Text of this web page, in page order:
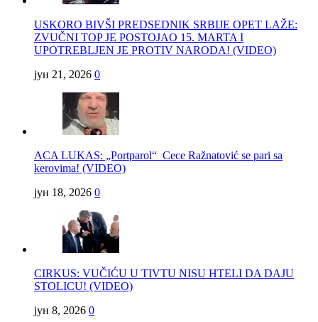
USKORO BIVŠI PREDSEDNIK SRBIJE OPET LAŽE:
ZVUČNI TOP JE POSTOJAO 15. MARTA I
UPOTREBLJEN JE PROTIV NARODA! (VIDEO)
јун 21, 2026 0
ACA LUKAS: „Portparol“ Cece Ražnatović se pari sa
kerovima! (VIDEO)
јун 18, 2026 0
CIRKUS: VUČIĆU U TIVTU NISU HTELI DA DAJU
STOLICU! (VIDEO)
јун 8, 2026 0